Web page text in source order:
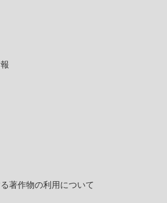
著作物の利用について